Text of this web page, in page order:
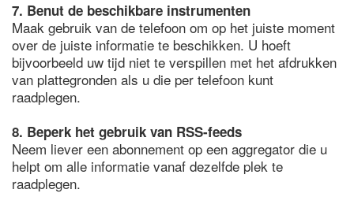
7. Benut de beschikbare instrumenten
Maak gebruik van de telefoon om op het juiste moment
over de juiste informatie te beschikken. U hoeft
bijvoorbeeld uw tijd niet te verspillen met het afdrukken
van plattegronden als u die per telefoon kunt
raadplegen.
8. Beperk het gebruik van RSS-feeds
Neem liever een abonnement op een aggregator die u
helpt om alle informatie vanaf dezelfde plek te
raadplegen.